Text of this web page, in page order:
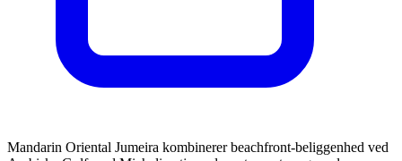
Mandarin Oriental Jumeira kombinerer beachfront-beliggenhed ved